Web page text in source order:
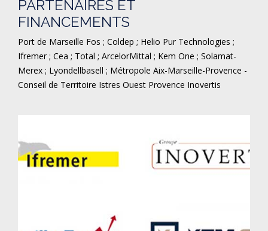
PARTENAIRES ET
FINANCEMENTS
Port de Marseille Fos ; Coldep ; Helio Pur Technologies ;
Ifremer ; Cea ; Total ; ArcelorMittal ; Kem One ; Solamat-
Merex ; Lyondellbasell ; Métropole Aix-Marseille-Provence -
Conseil de Territoire Istres Ouest Provence Inovertis